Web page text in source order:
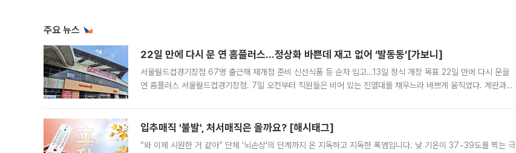
주요 뉴스
22일 만에 다시 문 연 홈플러스…정상화 바쁜데 재고 없어 ‘발동동’[가보니]
서울월드컵경기장점 67명 출근해 재개점 준비 신선식품 등 순차 입고…13일 정식 개장 목표 22일 만에 다시 문을
연 홈플러스 서울월드컵경기장점. 7일 오전부터 직원들은 비어 있는 진열대를 채우느라 바쁘게 움직였다. 계란과
입추매직 '불발', 처서매직은 올까요? [해시태그]
“와 이제 시원한 거 같아” 단체 ‘뇌손상’의 단계까지 온 지독하고 지독한 폭염입니다. 낮 기온이 37~39도를 찍는 극